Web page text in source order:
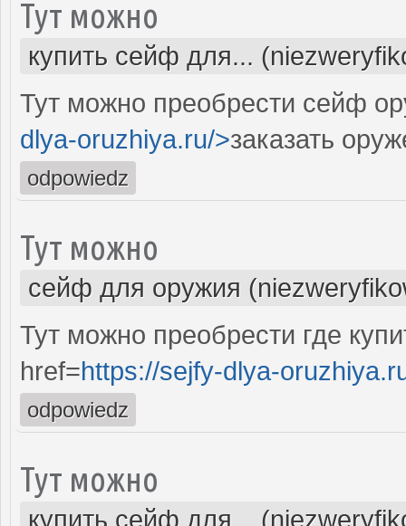
Тут можно
купить сейф для...
Тут можно преобрести сейф
dlya-oruzhiya.ru/>заказать
odpowiedz
Тут можно
сейф для оружия
Тут можно преобрести где
href=https://sejfy-dlya-
odpowiedz
Тут можно
купить сейф для...